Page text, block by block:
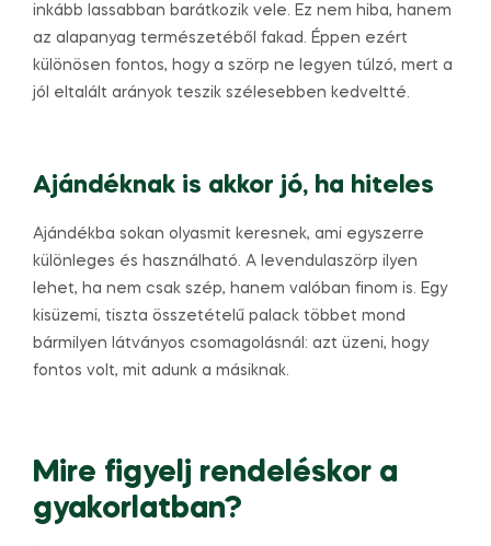
inkább lassabban barátkozik vele. Ez nem hiba, hanem
az alapanyag természetéből fakad. Éppen ezért
különösen fontos, hogy a szörp ne legyen túlzó, mert a
jól eltalált arányok teszik szélesebben kedveltté.
Ajándéknak is akkor jó, ha hiteles
Ajándékba sokan olyasmit keresnek, ami egyszerre
különleges és használható. A levendulaszörp ilyen
lehet, ha nem csak szép, hanem valóban finom is. Egy
kisüzemi, tiszta összetételű palack többet mond
bármilyen látványos csomagolásnál: azt üzeni, hogy
fontos volt, mit adunk a másiknak.
Mire figyelj rendeléskor a
gyakorlatban?